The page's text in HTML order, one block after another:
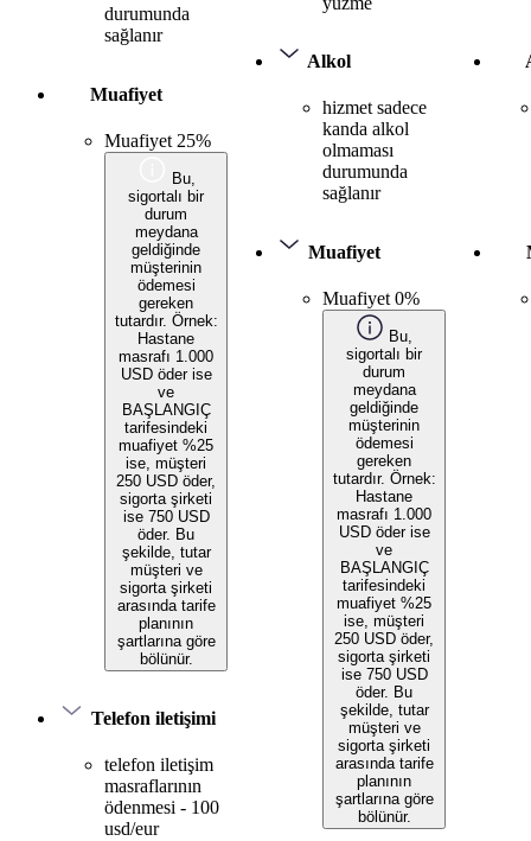
durumunda
sağlanır
Muafiyet
Muafiyet 25%
Bu,
sigortalı bir
durum
meydana
geldiğinde
müşterinin
ödemesi
gereken
tutardır. Örnek:
Hastane
masrafı 1.000
USD öder ise
ve
BAŞLANGIÇ
tarifesindeki
muafiyet %25
ise, müşteri
250 USD öder,
sigorta şirketi
ise 750 USD
öder. Bu
şekilde, tutar
müşteri ve
sigorta şirketi
arasında tarife
planının
şartlarına göre
bölünür.
Telefon iletişimi
telefon iletişim
masraflarının
ödenmesi - 100
usd/eur
Alkol
hizmet sadece
kanda alkol
olmaması
durumunda
sağlanır
Muafiyet
Muafiyet 0%
Bu,
sigortalı bir
durum
meydana
geldiğinde
müşterinin
ödemesi
gereken
tutardır. Örnek:
Hastane
masrafı 1.000
USD öder ise
ve
BAŞLANGIÇ
tarifesindeki
muafiyet %25
ise, müşteri
250 USD öder,
sigorta şirketi
ise 750 USD
öder. Bu
şekilde, tutar
müşteri ve
sigorta şirketi
arasında tarife
planının
şartlarına göre
bölünür.